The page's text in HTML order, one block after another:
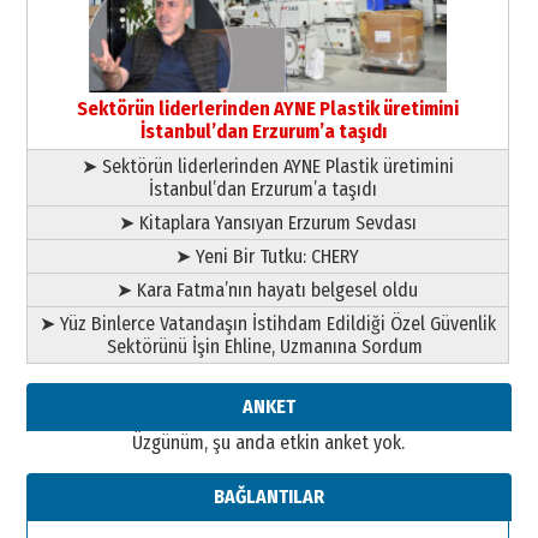
13 Mayıs 2026 Çarşamba
Esat BİNDESEN
TRT’NİN BÖLGEYE AÇILAN SESİ
09 Ağustos 2026 Pazar
Sektörün liderlerinden AYNE Plastik üretimini
İstanbul’dan Erzurum’a taşıdı
➤ Sektörün liderlerinden AYNE Plastik üretimini
İstanbul’dan Erzurum’a taşıdı
➤ Kitaplara Yansıyan Erzurum Sevdası
➤ Yeni Bir Tutku: CHERY
➤ Kara Fatma’nın hayatı belgesel oldu
➤ Yüz Binlerce Vatandaşın İstihdam Edildiği Özel Güvenlik
Sektörünü İşin Ehline, Uzmanına Sordum
ANKET
Üzgünüm, şu anda etkin anket yok.
BAĞLANTILAR